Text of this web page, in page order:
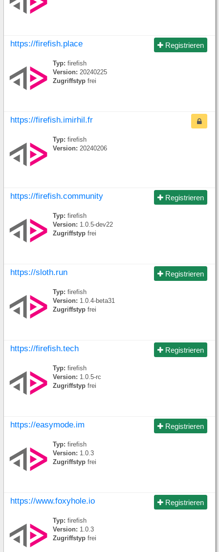
Registrieren
https://firefish.place
Typ: firefish
Version: 20240225
Zugriffstyp frei
https://firefish.imirhil.fr
Typ: firefish
Version: 20240206
Registrieren
https://firefish.community
Typ: firefish
Version: 1.0.5-dev22
Zugriffstyp frei
Registrieren
https://sloth.run
Typ: firefish
Version: 1.0.4-beta31
Zugriffstyp frei
Registrieren
https://firefish.tech
Typ: firefish
Version: 1.0.5-rc
Zugriffstyp frei
Registrieren
https://easymode.im
Typ: firefish
Version: 1.0.3
Zugriffstyp frei
Registrieren
https://www.foxyhole.io
Typ: firefish
Version: 1.0.3
Zugriffstyp frei